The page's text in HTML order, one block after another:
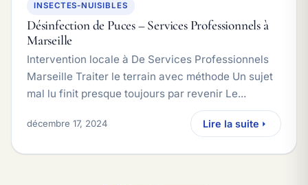
INSECTES-NUISIBLES
Désinfection de Puces – Services Professionnels à
Marseille
Intervention locale à De Services Professionnels
Marseille Traiter le terrain avec méthode Un sujet
mal lu finit presque toujours par revenir Le...
décembre 17, 2024 Lire la suite